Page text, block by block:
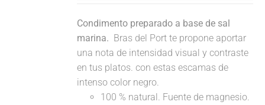
Condimento preparado a base de sal
marina. Bras del Port te propone aportar
una nota de intensidad visual y contraste
en tus platos. con estas escamas de
intenso color negro.
100 % natural. Fuente de magnesio.